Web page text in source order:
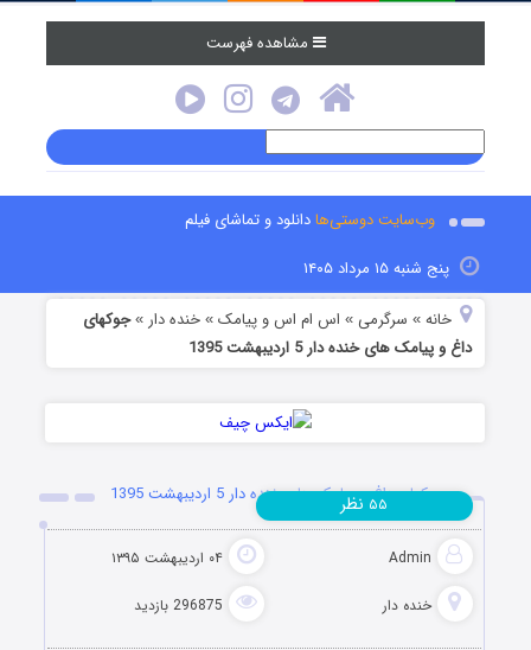
مشاهده فهرست
وب‌سایت دوستی‌هادانلود و تماشای فیلم
پنج شنبه ۱۵ مرداد ۱۴۰۵
خانه » سرگرمی » اس ام اس و پیامک »خنده دار »جوکهای
داغ و پیامک های خنده دار 5 اردیبهشت 1395
جوکهای داغ و پیامک های خنده دار 5 اردیبهشت 1395
Admin ۰۴ اردیبهشت ۱۳۹۵
خنده دار 296875 بازدید
۵۵ نظر